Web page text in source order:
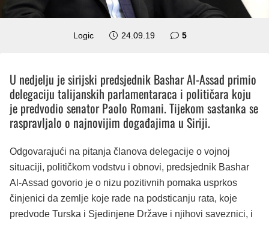
Logic 24.09.19 5komentara
U nedjelju je sirijski predsjednik Bashar Al-Assad primio
delegaciju talijanskih parlamentaraca i političara koju
je predvodio senator Paolo Romani. Tijekom sastanka se
raspravljalo o najnovijim događajima u Siriji.
Odgovarajući na pitanja članova delegacije o vojnoj
situaciji, političkom vodstvu i obnovi, predsjednik Bashar
Al-Assad govorio je o nizu pozitivnih pomaka usprkos
činjenici da zemlje koje rade na podsticanju rata, koje
predvode Turska i Sjedinjene Države i njihovi saveznici, i